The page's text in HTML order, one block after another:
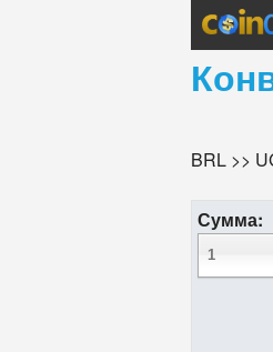
BRL >>
Сумма: